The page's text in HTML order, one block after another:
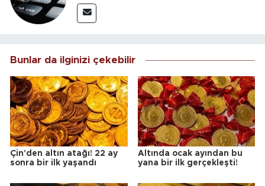
Bunlar da ilginizi çekebilir
Çin'den altın atağı! 22 ay
sonra bir ilk yaşandı
Altında ocak ayından bu
yana bir ilk gerçekleşti!